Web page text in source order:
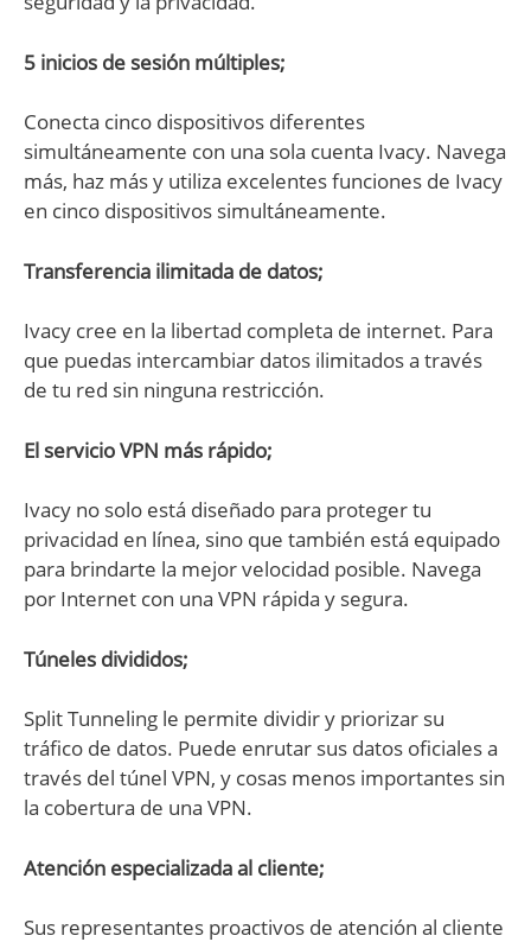
5 inicios de sesión múltiples;
Conecta cinco dispositivos diferentes
simultáneamente con una sola cuenta Ivacy. Navega
más, haz más y utiliza excelentes funciones de Ivacy
en cinco dispositivos simultáneamente.
Transferencia ilimitada de datos;
Ivacy cree en la libertad completa de internet. Para
que puedas intercambiar datos ilimitados a través
de tu red sin ninguna restricción.
El servicio VPN más rápido;
Ivacy no solo está diseñado para proteger tu
privacidad en línea, sino que también está equipado
para brindarte la mejor velocidad posible. Navega
por Internet con una VPN rápida y segura.
Túneles divididos;
Split Tunneling le permite dividir y priorizar su
tráfico de datos. Puede enrutar sus datos oficiales a
través del túnel VPN, y cosas menos importantes sin
la cobertura de una VPN.
Atención especializada al cliente;
Sus representantes proactivos de atención al cliente